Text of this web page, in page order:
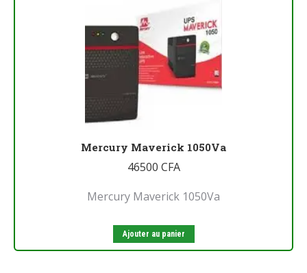
Mercury Maverick 1050Va
46500 CFA
Mercury Maverick 1050Va
Ajouter au panier